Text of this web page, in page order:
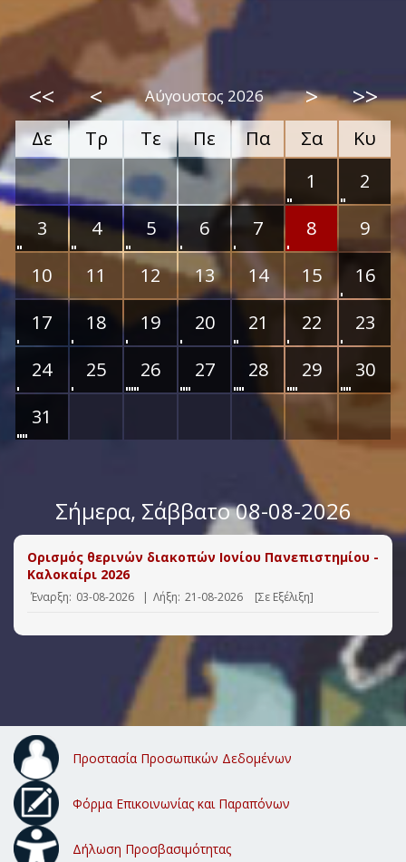
<< < Αύγουστος 2026 > >>
Δε Τρ Τε Πε Πα Σα
Κυ
1
2
3
4 5 6 7 8
9
10
11 12 13 14 15
16
17
18 19 20 21 22
23
24
25 26 27 28 29
30
31
Σήμερα, Σάββατο 08-08-2026
Ορισμός θερινών διακοπών Ιονίου Πανεπιστημίου -
Καλοκαίρι 2026
Έναρξη: 03-08-2026 | Λήξη: 21-08-2026 [Σε Εξέλιξη]
Προστασία Προσωπικών Δεδομένων
Φόρμα Επικοινωνίας και Παραπόνων
Δήλωση Προσβασιμότητας